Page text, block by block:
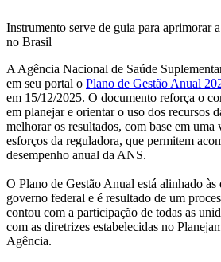
Instrumento serve de guia para aprimorar
no Brasil
A Agência Nacional de Saúde
em seu portal o Plano de Gestão Anual
em 15/12/2025. O documento reforça o
em planejar e orientar o uso dos recursos
melhorar os resultados, com base em uma
esforços da reguladora, que permitem
desempenho anual da ANS.
O Plano de Gestão Anual está alinhado
governo federal e é resultado de um
contou com a participação de todas as
com as diretrizes estabelecidas no
Agência.